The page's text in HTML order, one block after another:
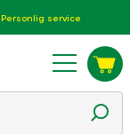
Personlig service